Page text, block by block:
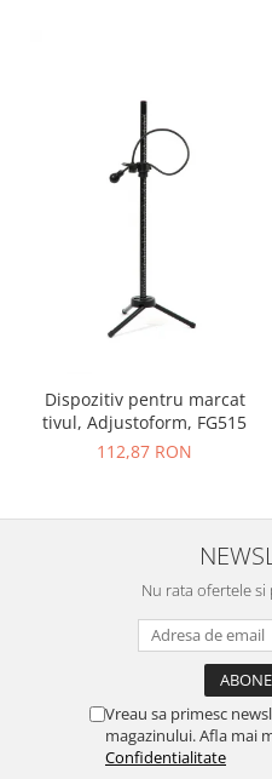
Dispozitiv pentru marcat
tivul, Adjustoform, FG515
112,87 RON
Nu rata ofertele
Vreau sa primesc
magazinului. Afla mai
Confidentialitate